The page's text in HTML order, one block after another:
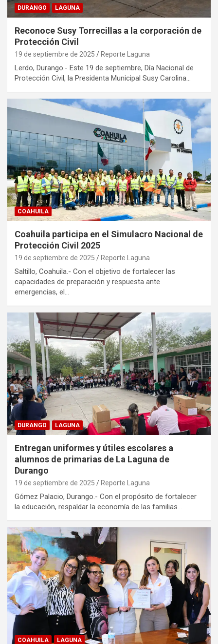
DURANGO LAGUNA
Reconoce Susy Torrecillas a la corporación de
Protección Civil
19 de septiembre de 2025 Reporte Laguna
Lerdo, Durango.- Este 19 de septiembre, Día Nacional de
Protección Civil, la Presidenta Municipal Susy Carolina…
COAHUILA
Coahuila participa en el Simulacro Nacional de
Protección Civil 2025
19 de septiembre de 2025 Reporte Laguna
Saltillo, Coahuila.- Con el objetivo de fortalecer las
capacidades de preparación y respuesta ante
emergencias, el…
DURANGO LAGUNA
Entregan uniformes y útiles escolares a
alumnos de primarias de La Laguna de
Durango
19 de septiembre de 2025 Reporte Laguna
Gómez Palacio, Durango.- Con el propósito de fortalecer
la educación, respaldar la economía de las familias…
COAHUILA LAGUNA